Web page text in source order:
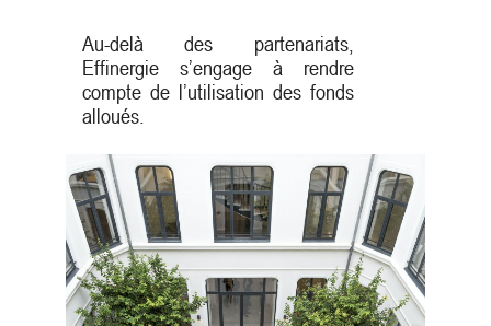
Au-delà des partenariats,
Effinergie s’engage à rendre
compte de l’utilisation des fonds
alloués.